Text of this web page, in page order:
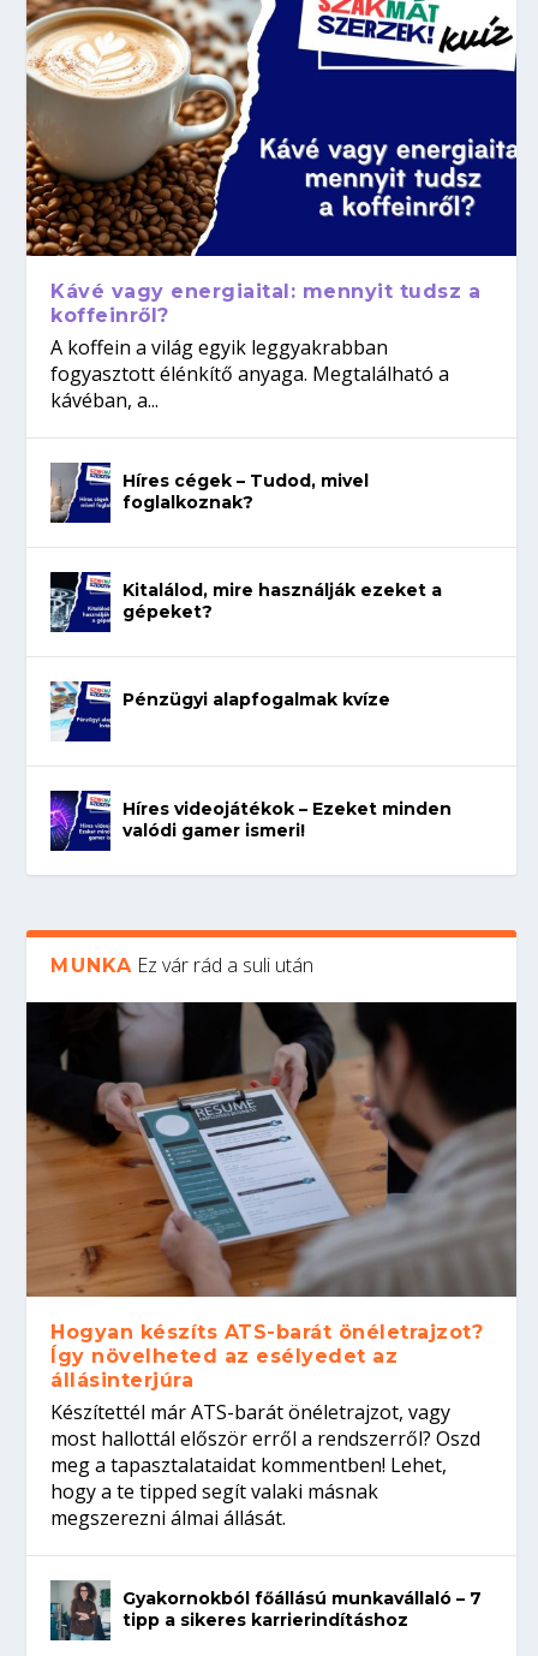
Kávé vagy energiaital: mennyit tudsz a
koffeinről?
A koffein a világ egyik leggyakrabban
fogyasztott élénkítő anyaga. Megtalálható a
kávéban, a...
Híres cégek – Tudod, mivel
foglalkoznak?
Kitalálod, mire használják ezeket a
gépeket?
Pénzügyi alapfogalmak kvíze
Híres videojátékok – Ezeket minden
valódi gamer ismeri!
MUNKA Ez vár rád a suli után
Hogyan készíts ATS-barát önéletrajzot?
Így növelheted az esélyedet az
állásinterjúra
Készítettél már ATS-barát önéletrajzot, vagy
most hallottál először erről a rendszerről? Oszd
meg a tapasztalataidat kommentben! Lehet,
hogy a te tipped segít valaki másnak
megszerezni álmai állását.
Gyakornokból főállású munkavállaló – 7
tipp a sikeres karrierindításhoz